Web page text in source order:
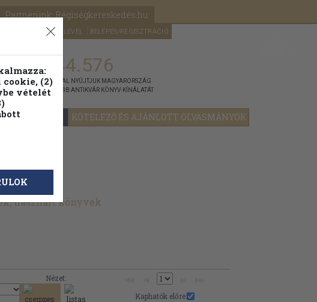
Partnerünk: Régiségkereskedés.hu
SEGÍTSÉG HÍRLEVÉL BELÉPÉS/REGISZTRÁCIÓ
KÖTELEZŐ ÉS AJÁNLOTT OLVASMÁNYOK
1.144.576
KIADVÁNNYAL NYÚJTJUK MAGYARORSZÁG
LEGNAGYOBB ANTIKVÁR KÖNYV-KÍNÁLATÁT
használt könyvek
Nézet:
Kaphatók előre:
cookie, (2)
vételét